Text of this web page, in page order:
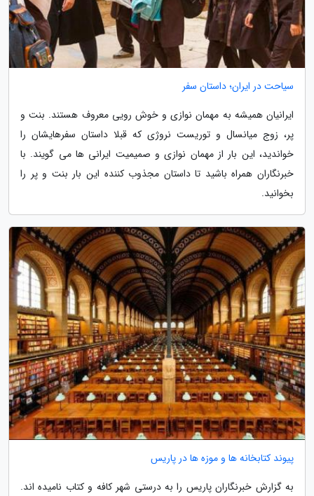
سیاحت در ایران؛ داستان سفر
ایرانیان همیشه به مهمان نوازی و خوش رویی معروف هستند. بنت و
پر، زوج میانسال و توریست نروژی که قبلا داستان سفرهایشان را
خواندید، این بار از مهمان نوازی و صمیمیت ایرانی ها می گویند. با
خبرنگاران همراه باشید تا داستان مجذوب کننده این بار بنت و پر را
بخوانید.
پیوند کتابخانه ها و موزه ها در پاریس
به گزارش خبرنگاران پاریس را به درستی شهر کافه و کتاب نامیده اند.